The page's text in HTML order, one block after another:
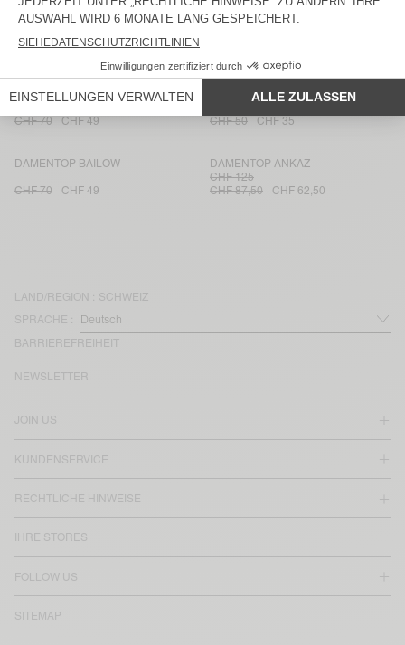
CHF 90
CHF 45
CHF 130
CHF 91
DAMENTOP LYCAZ
CHF 59,50
CHF 110
CHF 77
CHF 70
CHF 49
CHF 50
CHF 35
DAMENTOP BAILOW
CHF 70 CHF 49
DAMENTOP ANKAZ
CHF 125
CHF 87,50
CHF 62,50
LAND/REGION : SCHWEIZ
SPRACHE :
BARRIEREFREIHEIT
JOIN US
KUNDENSERVICE
RECHTLICHE HINWEISE
IHRE STORES
FOLLOW US
SITEMAP
NEWSLETTER